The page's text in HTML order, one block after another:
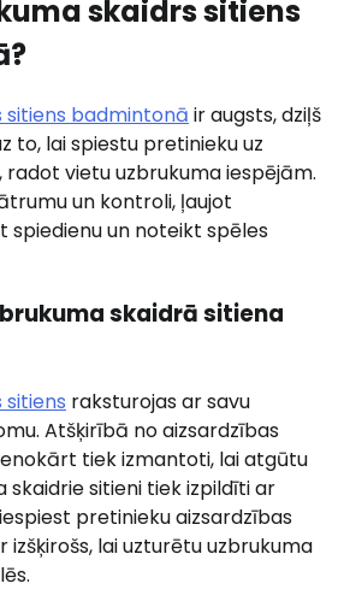
skaidrs sitiens
sitiens badmintonā ir augsts, dziļš
to, lai spiestu pretinieku uz
radot vietu uzbrukuma iespējām.
un kontroli, ļaujot
spiedienu un noteikt spēles
skaidrā sitiena
sitiens raksturojas ar savu
Atšķirībā no aizsardzības
tiek izmantoti, lai atgūtu
skaidrie sitieni tiek izpildīti ar
pretinieku aizsardzības
izšķirošs, lai uzturētu uzbrukuma